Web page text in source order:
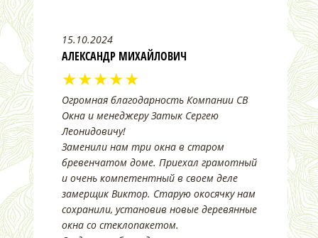
15.10.2024
АЛЕКСАНДР МИХАЙЛОВИЧ
★★★★★
Огромная благодарность Компании СВ
Окна и менеджеру Затык Сергею
Леонидовичу!
Заменили нам три окна в старом
бревенчатом доме. Приехал грамотный
и очень компетентный в своем деле
замерщик Виктор. Старую окосячку нам
сохранили, установив новые деревянные
окна со стеклопакетом.